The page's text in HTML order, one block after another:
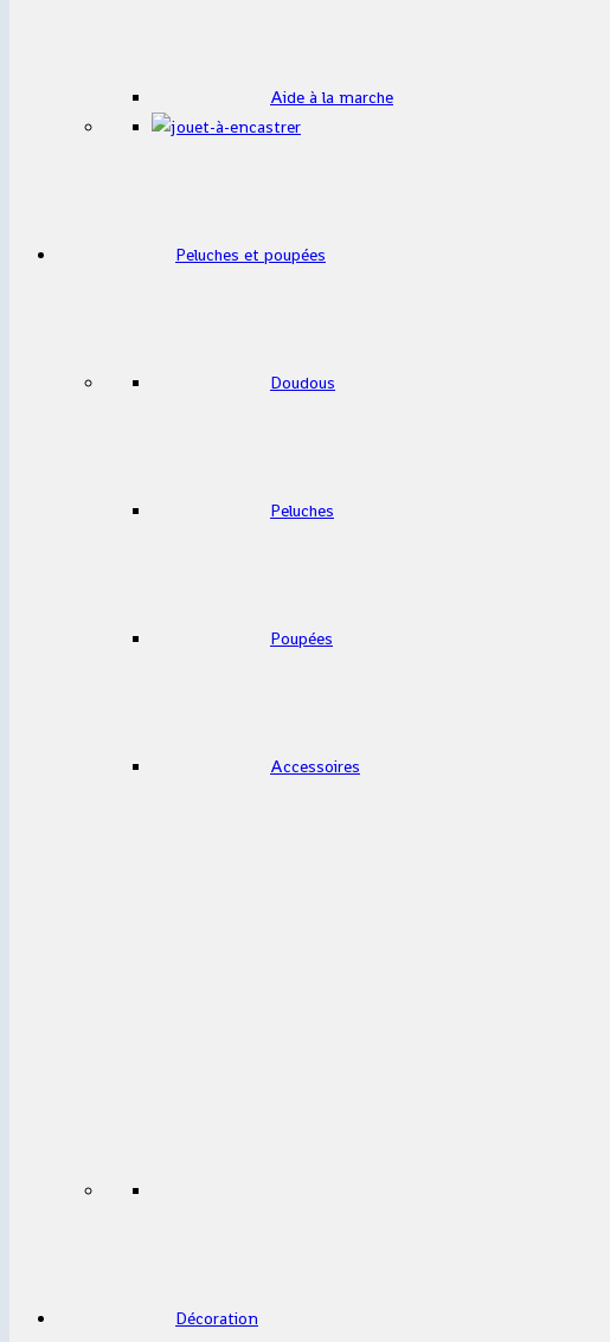
Aide à la marche
Peluches et poupées
Doudous
Peluches
Poupées
Accessoires
Décoration